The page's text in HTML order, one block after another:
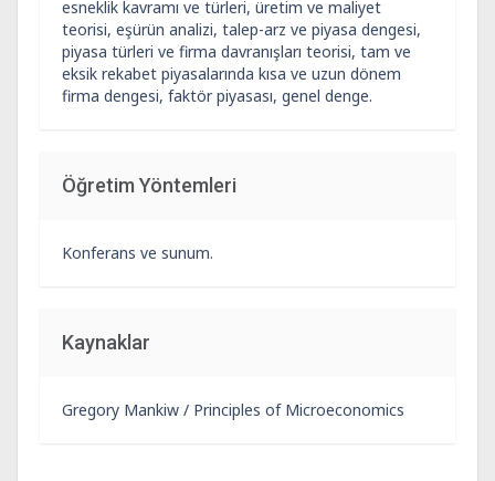
esneklik kavramı ve türleri, üretim ve maliyet
teorisi, eşürün analizi, talep-arz ve piyasa dengesi,
piyasa türleri ve firma davranışları teorisi, tam ve
eksik rekabet piyasalarında kısa ve uzun dönem
firma dengesi, faktör piyasası, genel denge.
Öğretim Yöntemleri
Konferans ve sunum.
Kaynaklar
Gregory Mankiw / Principles of Microeconomics